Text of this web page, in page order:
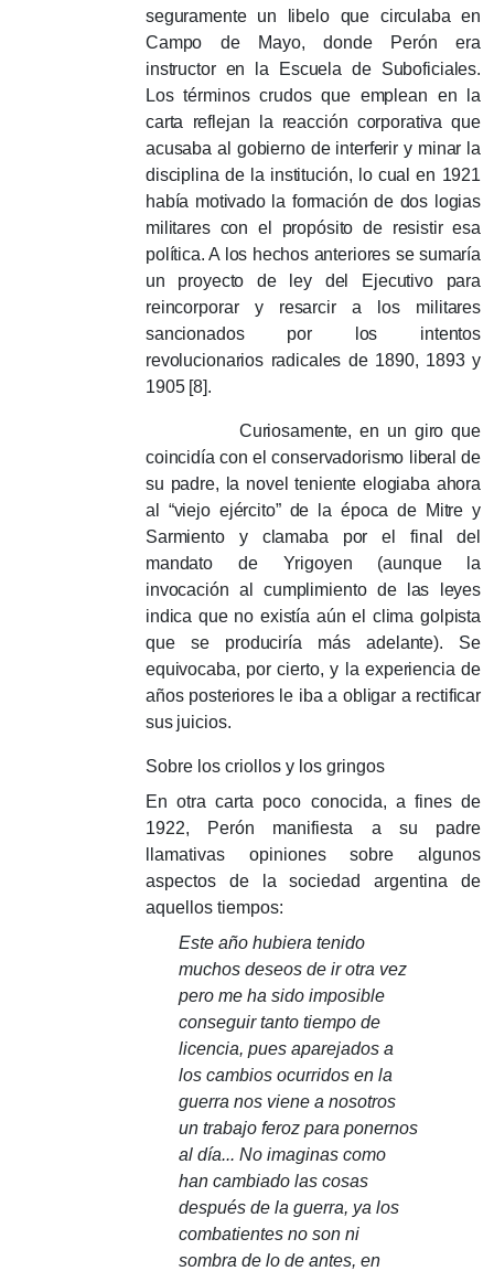
seguramente un libelo que circulaba en
Campo de Mayo, donde Perón era
instructor en la Escuela de Suboficiales.
Los términos crudos que emplean en la
carta reflejan la reacción corporativa que
acusaba al gobierno de interferir y minar la
disciplina de la institución, lo cual en 1921
había motivado la formación de dos logias
militares con el propósito de resistir esa
política.A los hechos anteriores se sumaría
un proyecto de ley del Ejecutivo para
reincorporar y resarcir a los militares
sancionados por los intentos
revolucionarios radicales de 1890, 1893 y
1905 [8].
Curiosamente, en un giro que
coincidía con el conservadorismo liberal de
su padre, la novel teniente elogiaba ahora
al “viejo ejército” de la época de Mitre y
Sarmiento y clamaba por el final del
mandato de Yrigoyen (aunque la
invocación al cumplimiento de las leyes
indica que no existía aún el clima golpista
que se produciría más adelante). Se
equivocaba, por cierto, y la experiencia de
años posteriores le iba a obligar a rectificar
sus juicios.
Sobre los criollos y los gringos
En otra carta poco conocida, a fines de
1922, Perón manifiesta a su padre
llamativas opiniones sobre algunos
aspectos de la sociedad argentina de
aquellos tiempos:
Este año hubiera tenido
muchos deseos de ir otra vez
pero me ha sido imposible
conseguir tanto tiempo de
licencia, pues aparejados a
los cambios ocurridos en la
guerra nos viene a nosotros
un trabajo feroz para ponernos
al día... No imaginas como
han cambiado las cosas
después de la guerra, ya los
combatientes no son ni
sombra de lo de antes, en